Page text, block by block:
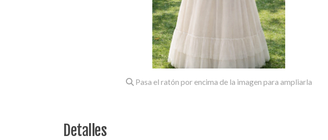
Pasa el ratón por encima de la imagen para ampliarla
Detalles